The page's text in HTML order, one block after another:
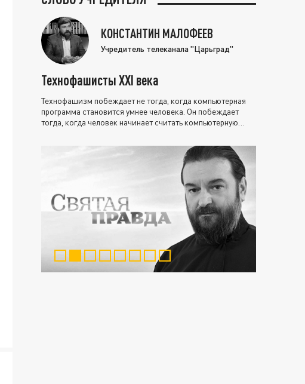
КОНСТАНТИН МАЛОФЕЕВ
Учредитель телеканала "Царьград"
Технофашисты XXI века
Технофашизм побеждает не тогда, когда компьютерная
программа становится умнее человека. Он побеждает
тогда, когда человек начинает считать компьютерную